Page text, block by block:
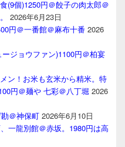
(9個)1250円＠餃子の肉太郎＠
2026年6月23日
円＠一番館＠麻布十番 2026
ジョウファン)1100円＠柏宴
ン！お米も玄米から精米。特
円＠麺や 七彩＠八丁堀 2026
＠神保町 2026年6月10日
一龍別館＠赤坂。1980円は高